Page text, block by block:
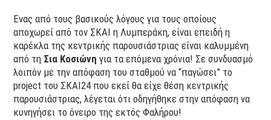
Ενας από τους βασικούς λόγους για τους οποίους
αποχωρεί από τον ΣΚΑΙ η Λυμπεράκη, είναι επειδή η
καρέκλα της κεντρικής παρουσιάστριας είναι καλυμμένη
από τη Σια Κοσιώνη για τα επόμενα χρόνια! Σε συνδυασμό
λοιπόν με την απόφαση του σταθμού να “παγώσει” το
project του ΣΚΑΙ24 που εκεί θα είχε θέση κεντρικής
παρουσιάστριας, λέγεται ότι οδηγήθηκε στην απόφαση να
κυνηγήσει το όνειρο της εκτός Φαλήρου!